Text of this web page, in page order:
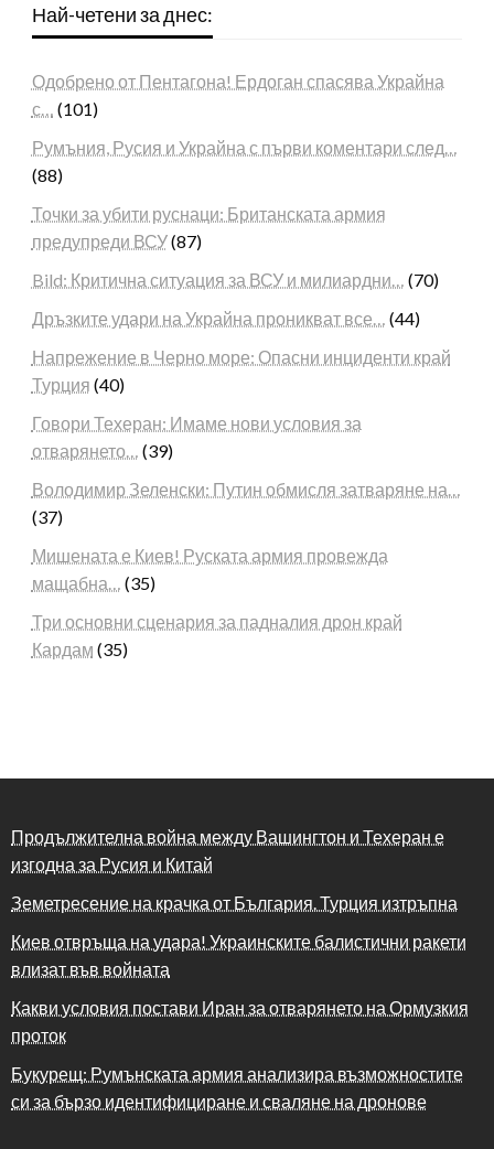
Най-четени за днес:
Одобрено от Пентагона! Ердоган спасява Украйна
с… (101)
Румъния, Русия и Украйна с първи коментари след…
(88)
Точки за убити руснаци: Британската армия
предупреди ВСУ(87)
Bild: Критична ситуация за ВСУ и милиардни… (70)
Дръзките удари на Украйна проникват все… (44)
Напрежение в Черно море: Опасни инциденти край
Турция (40)
Говори Техеран: Имаме нови условия за
отварянето… (39)
Володимир Зеленски: Путин обмисля затваряне на…
(37)
Мишената е Киев! Руската армия провежда
мащабна… (35)
Три основни сценария за падналия дрон край
Кардам (35)
Продължителна война между Вашингтон и Техеран е
изгодна за Русия и Китай
Земетресение на крачка от България. Турция изтръпна
Киев отвръща на удара! Украинските балистични ракети
влизат във войната
Какви условия постави Иран за отварянето на Ормузкия
проток
Букурещ: Румънската армия анализира възможностите
си за бързо идентифициране и сваляне на дронове